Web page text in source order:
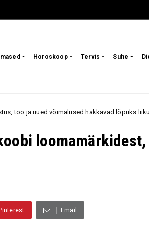
Horoskoop Tervis Suhe
hakkavad lõpuks liikuma õiges suunas
Email